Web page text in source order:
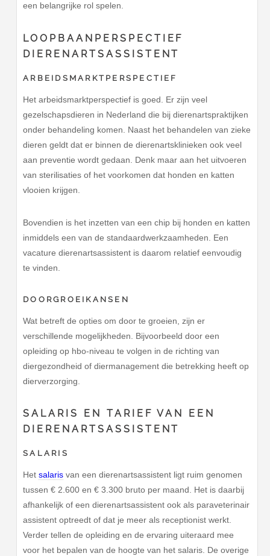
een belangrijke rol spelen.
LOOPBAANPERSPECTIEF
DIERENARTSASSISTENT
ARBEIDSMARKTPERSPECTIEF
Het arbeidsmarktperspectief is goed. Er zijn veel
gezelschapsdieren in Nederland die bij dierenartspraktijken
onder behandeling komen. Naast het behandelen van zieke
dieren geldt dat er binnen de dierenartsklinieken ook veel
aan preventie wordt gedaan. Denk maar aan het uitvoeren
van sterilisaties of het voorkomen dat honden en katten
vlooien krijgen.
Bovendien is het inzetten van een chip bij honden en katten
inmiddels een van de standaardwerkzaamheden. Een
vacature dierenartsassistent is daarom relatief eenvoudig
te vinden.
DOORGROEIKANSEN
Wat betreft de opties om door te groeien, zijn er
verschillende mogelijkheden. Bijvoorbeeld door een
opleiding op hbo-niveau te volgen in de richting van
diergezondheid of diermanagement die betrekking heeft op
dierverzorging.
SALARIS EN TARIEF VAN EEN
DIERENARTSASSISTENT
SALARIS
Hetsalaris van een dierenartsassistent ligt ruim genomen
tussen € 2.600 en € 3.300 bruto per maand. Het is daarbij
afhankelijk of een dierenartsassistent ook als paraveterinair
assistent optreedt of dat je meer als receptionist werkt.
Verder tellen de opleiding en de ervaring uiteraard mee
voor het bepalen van de hoogte van het salaris. De overige